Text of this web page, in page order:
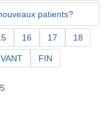
patients?
16 17 18
FIN